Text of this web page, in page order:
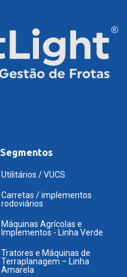
Segmentos
Utilitários / VUCS
Carretas / implementos
rodoviários
Máquinas Agrícolas e
Implementos - Linha Verde
Tratores e Máquinas de
Terraplanagem – Linha
Amarela